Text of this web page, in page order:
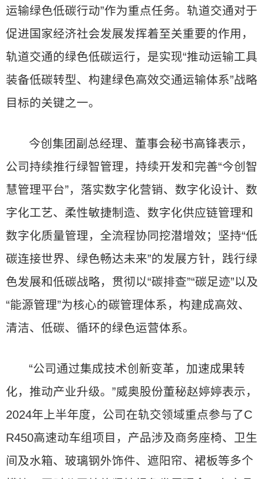
运输绿色低碳行动”作为重点任务。轨道交通对于
促进国家经济社会发展发挥着至关重要的作用，
轨道交通的绿色低碳运行，是实现“推动运输工具
装备低碳转型、构建绿色高效交通运输体系”战略
目标的关键之一。
今创集团副总经理、董事会秘书高锋表示，
公司持续推行绿智管理，持续开发和完善“今创智
慧管理平台”，落实数字化营销、数字化设计、数
字化工艺、柔性敏捷制造、数字化供应链管理和
数字化质量管理，全流程协同挖潜增效；坚持“低
碳连接世界、绿色畅达未来”的发展方针，践行绿
色发展和低碳战略，贯彻以“碳排查”“碳足迹”以及
“能源管理”为核心的碳管理体系，构建成高效、
清洁、低碳、循环的绿色运营体系。
“公司通过集成技术创新变革，加速成果转
化，推动产业升级。”威奥股份董秘赵婷婷表示，
2024年上半年度，公司在轨交领域重点参与了C
R450高速动车组项目，产品涉及商务座椅、卫生
间及水箱、玻璃钢外饰件、遮阳帘、裙板等多个